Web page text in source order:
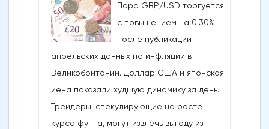
21Shares и ARK не утвердили спотовые ETF
на Ethereum. К счастью для Ethereum, в
понедельник, 20 мая, ожидания стали
более оптимистичными, что помогло
криптовалюте вырасти более чем на 20%.
Таким образом, Ethereum преодолел
отметку сопротивления в 3800
Пара GBP/USD торгуется
с повышением на 0,30%
после публикации
апрельских данных по инфляции в
Великобритании. Доллар США и японская
иена показали худшую динамику за день.
Трейдеры, спекулирующие на росте
курса фунта, могут извлечь выгоду из